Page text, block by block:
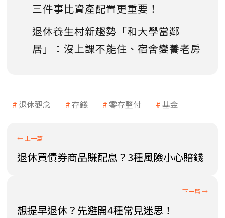
三件事比資產配置更重要！
退休養生村新趨勢「和大學當鄰
居」：沒上課不能住、宿舍變養老房
退休觀念 存錢 零存整付 基金
退休買債券商品賺配息？3種風險小心賠錢
想提早退休？先避開4種常見迷思！